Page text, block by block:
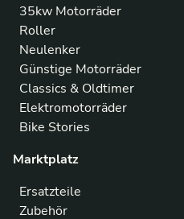
35kw Motorräder
Roller
Neulenker
Günstige Motorräder
Classics & Oldtimer
Elektromotorräder
Bike Stories
Marktplatz
Ersatzteile
Zubehör